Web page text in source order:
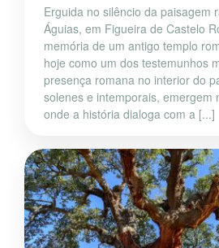
Erguida no silêncio da paisagem
Águias, em Figueira de Castelo
memória de um antigo templo
hoje como um dos testemunhos
presença romana no interior do
solenes e intemporais, emergem
onde a história dialoga com a [...]